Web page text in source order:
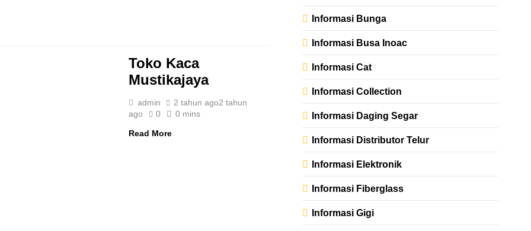
Toko Kaca
Mustikajaya
admin 2 tahun ago2 tahun
ago
0 0 mins
Read More
Informasi Bunga
Informasi Busa Inoac
Informasi Cat
Informasi Collection
Informasi Daging Segar
Informasi Distributor Telur
Informasi Elektronik
Informasi Fiberglass
Informasi Gigi